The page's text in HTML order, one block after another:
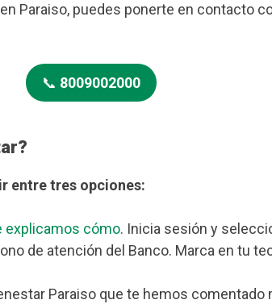
Paraiso, puedes ponerte en contacto
📞 8009002000
entre tres opciones:
explicamos cómo. Inicia sesión y
de atención del Banco. Marca en tu
Paraiso que te hemos